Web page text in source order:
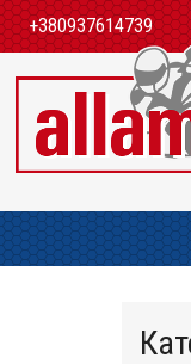
+380937614739